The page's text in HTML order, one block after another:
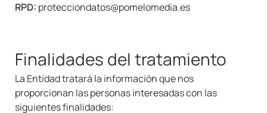
RPD: protecciondatos@pomelomedia.es
Finalidades del tratamiento
La Entidad tratará la información que nos
proporcionan las personas interesadas con las
siguientes finalidades: